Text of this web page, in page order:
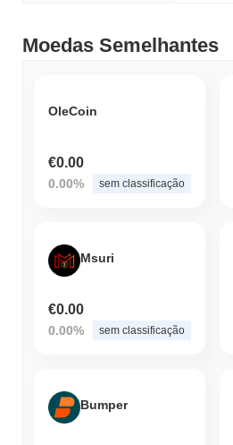
Moedas Semelhantes
OleCoin
€0.00
0.00% sem classificação
Msuri
€0.00
0.00% sem classificação
Bumper